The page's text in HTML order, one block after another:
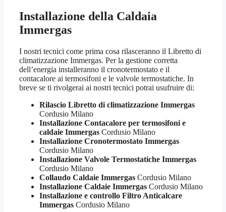
Installazione della Caldaia
Immergas
I nostri tecnici come prima cosa rilasceranno il Libretto di
climatizzazione Immergas. Per la gestione corretta
dell’energia installeranno il cronotermostato e il
contacalore ai termosifoni e le valvole termostatiche. In
breve se ti rivolgerai ai nostri tecnici potrai usufruire di:
Rilascio Libretto di climatizzazione Immergas
Cordusio Milano
Installazione Contacalore per termosifoni e
caldaie Immergas Cordusio Milano
Installazione Cronotermostato Immergas
Cordusio Milano
Installazione Valvole Termostatiche Immergas
Cordusio Milano
Collaudo Caldaie Immergas Cordusio Milano
Installazione Caldaie Immergas Cordusio Milano
Installazione e controllo Filtro Anticalcare
Immergas Cordusio Milano